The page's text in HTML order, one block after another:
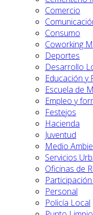
Comercio
Consumo
Coworking
Deportes
Desarrollo
Educación y
Escuela de
Empleo y
Festejos
Hacienda
Juventud
Medio
Servicios
Oficinas de
Personal
Policía Local